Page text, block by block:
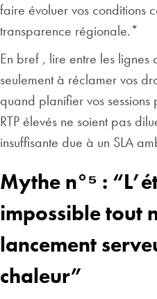
faire évoluer vos conditions
transparence régionale.*
En bref , lire entre les lignes
seulement à réclamer vos
quand planifier vos
RTP élevés ne soient pas
insuffisante due à un SLA
Mythe n°⁵ :
impossible tout
lancement
chaleur”